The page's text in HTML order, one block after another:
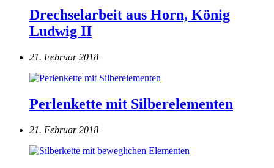
Drechselarbeit aus Horn, König
Ludwig II
21. Februar 2018
Perlenkette mit Silberelementen
21. Februar 2018